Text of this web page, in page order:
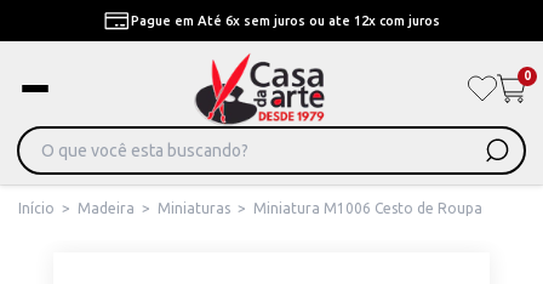
Pague em Até 6x sem juros ou ate 12x com juros
0
Início > Madeira > Miniaturas > Miniatura M1006 Cesto de Roupa